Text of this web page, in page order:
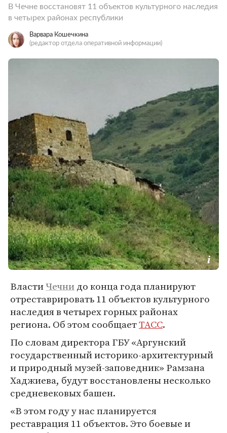
В Чечне восстановят 11 объектов культурного наследия
в четырех районах республики
Варвара Кошечкина
(редактор отдела оперативной информации)
ВластиЧечнидо конца года планируют
отреставрировать 11 объектов культурного
наследия в четырех горных районах
региона. Об этом сообщаетТАСС.
По словам директора ГБУ «Аргунский
государственный историко-архитектурный
и природный музей-заповедник» Рамзана
Хаджиева, будут восстановлены несколько
средневековых башен.
«В этом году у нас планируется
реставрация 11 объектов. Это боевые и